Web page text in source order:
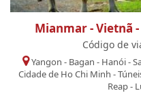
Mianmar - Vietnã
Código de
Yangon - Bagan - Hanói-
Cidade de Ho Chi Minh -
Reap-